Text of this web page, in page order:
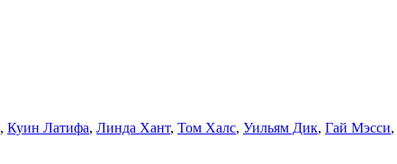
, Куин Латифа, Линда Хант, Том Халс, Уильям Дик, Гай Мэсси,